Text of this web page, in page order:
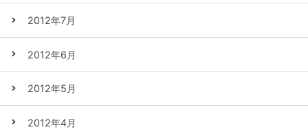
2012年7月
2012年6月
2012年5月
2012年4月